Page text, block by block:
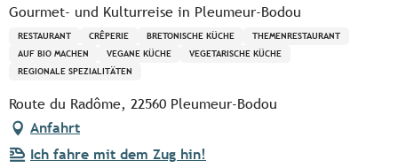
Gourmet- und Kulturreise in Pleumeur-Bodou
RESTAURANT CRÊPERIE BRETONISCHE KÜCHE
THEMENRESTAURANT
AUF BIO MACHEN
VEGANE KÜCHE
VEGETARISCHE KÜCHE
REGIONALE SPEZIALITÄTEN
Route du Radôme, 22560 Pleumeur-Bodou
Anfahrt
Ich fahre mit dem Zug hin!